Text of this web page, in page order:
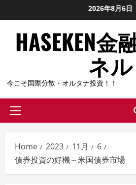
to
content
2026年8月6日
HASEKEN金
ネル
今こそ国際分散・オルタナ投資！！
Primary
Home 2023 11月
6
債券投資の好機～米国債券市場